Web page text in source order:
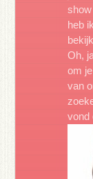
heb
Oh,
om
van
vond